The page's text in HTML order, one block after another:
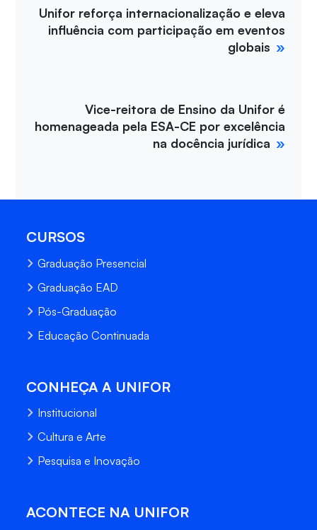
Unifor reforça internacionalização e eleva
influência com participação em eventos
globais
Vice-reitora de Ensino da Unifor é
homenageada pela ESA-CE por excelência
na docência jurídica
CURSOS
Graduação Presencial
Graduação EAD
Pós-Graduação
Educação Continuada
CONHEÇA A UNIFOR
Institucional
Cultura e Arte
Pesquisa e Inovação
ACONTECE NA UNIFOR